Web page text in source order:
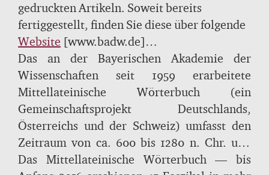
gedruckten Artikeln. Soweit bereits
fertiggestellt, finden Sie diese über folgende
Website [www.badw.de]
Das an der Bayerischen Akademie der
Wissenschaften seit 1959 erarbeitete
Mittellateinische Wörterbuch (ein
Gemeinschaftsprojekt Deutschlands,
Österreichs und der Schweiz) umfasst den
Zeitraum von ca. 600 bis 1280 n. Chr. und
schließt an den Thesaurus Linguae Latinae
Das Mittellateinische Wörterbuch — bis